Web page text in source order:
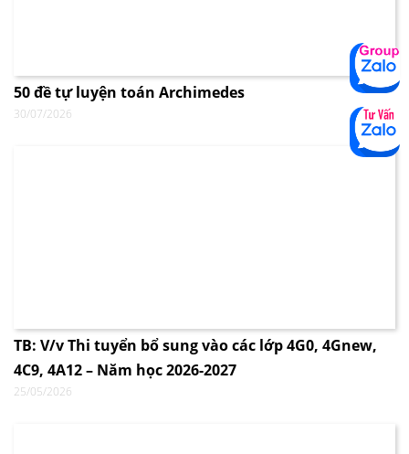
50 đề tự luyện toán Archimedes
30/07/2026
TB: V/v Thi tuyển bổ sung vào các lớp 4G0, 4Gnew,
4C9, 4A12 – Năm học 2026-2027
25/05/2026